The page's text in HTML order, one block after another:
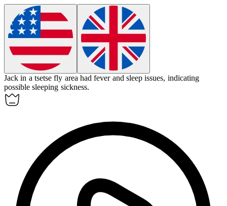
Jack in a tsetse fly area had fever and sleep issues, indicating
possiblesleeping sickness.